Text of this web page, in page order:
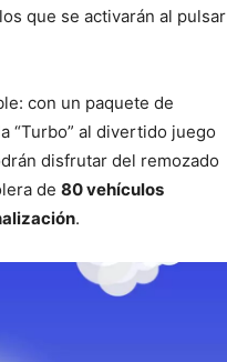
que se activarán al pulsar
con un paquete de
“Turbo” al divertido juego
disfrutar del remozado
de 80 vehículos
.